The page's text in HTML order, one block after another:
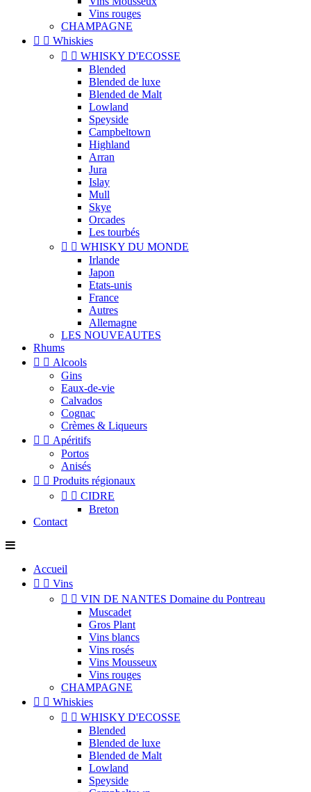
Vins rouges
CHAMPAGNE
  Whiskies
  WHISKY D'ECOSSE
Blended
Blended de luxe
Blended de Malt
Lowland
Speyside
Campbeltown
Highland
Arran
Jura
Islay
Mull
Skye
Orcades
Les tourbés
  WHISKY DU MONDE
Irlande
Japon
Etats-unis
France
Autres
Allemagne
LES NOUVEAUTES
Rhums
  Alcools
Gins
Eaux-de-vie
Calvados
Cognac
Crèmes & Liqueurs
  Apéritifs
Portos
Anisés
  Produits régionaux
  CIDRE
Breton
Contact
Accueil
  Vins
  VIN DE NANTES Domaine du Pontreau
Muscadet
Gros Plant
Vins blancs
Vins rosés
Vins Mousseux
Vins rouges
CHAMPAGNE
  Whiskies
  WHISKY D'ECOSSE
Blended
Blended de luxe
Blended de Malt
Lowland
Speyside